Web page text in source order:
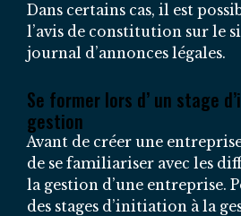
Dans certains cas, il est
l’avis de constitution sur le
journal d’annonces légales.
Se former lors d’ un stage
gestion
Avant de créer une
de se familiariser avec les
la gestion d’une entreprise.
des stages d’initiation à la